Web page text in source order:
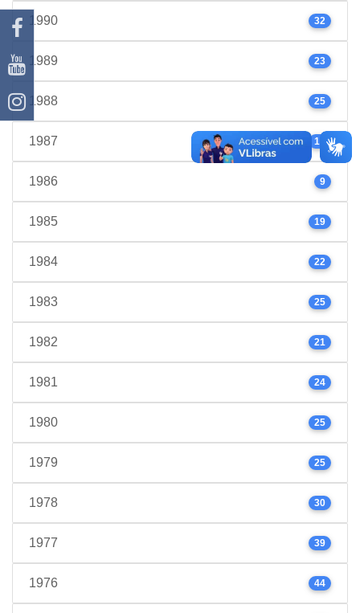
1990 32
1989 23
1988 25
1987 17
1986 9
1985 19
1984 22
1983 25
1982 21
1981 24
1980 25
1979 25
1978 30
1977 39
1976 44